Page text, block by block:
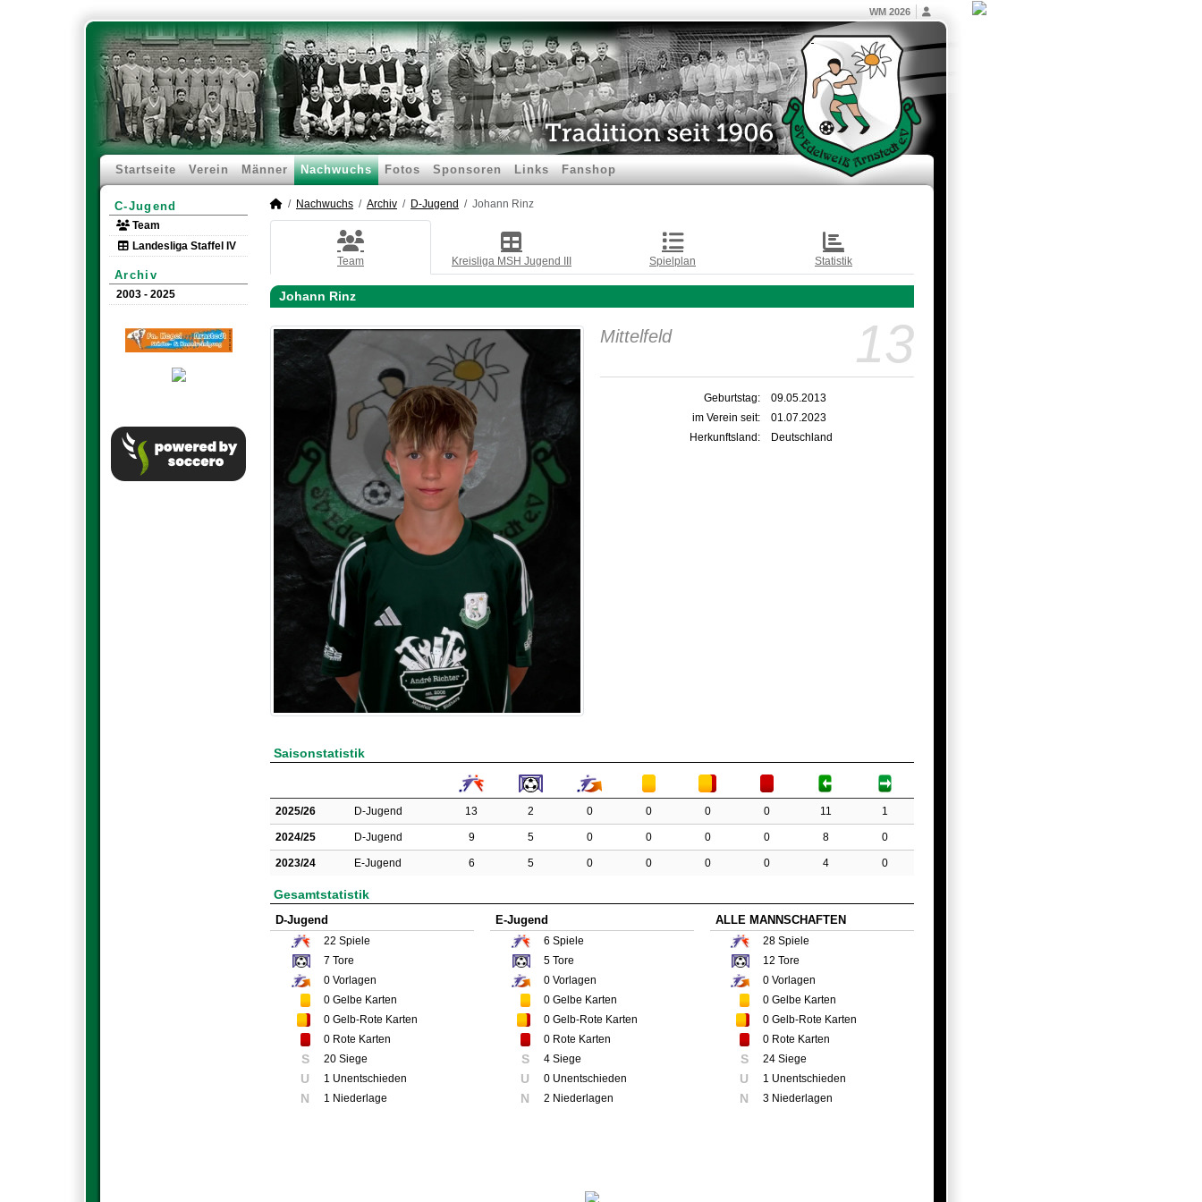
WM 2026
Startseite Verein Männer Nachwuchs Fotos Sponsoren Links Fanshop
C-Jugend
Team
Landesliga Staffel IV
Archiv
2003 - 2025
Nachwuchs Archiv D-Jugend Johann Rinz
Team Kreisliga MSH Jugend III Spielplan Statistik
Johann Rinz
13
Mittelfeld
Geburtstag:
09.05.2013
im Verein seit:
01.07.2023
Herkunftsland:
Deutschland
Saisonstatistik
2025/26 D-Jugend 13 2 0 0 0 0 11 1
2024/25 D-Jugend 9 5 0 0 0 0 8 0
2023/24 E-Jugend 6 5 0 0 0 0 4 0
Gesamtstatistik
D-Jugend
22 Spiele
7 Tore
0 Vorlagen
0 Gelbe Karten
0 Gelb-Rote Karten
0 Rote Karten
S 20 Siege
U 1 Unentschieden
N 1 Niederlage
E-Jugend
6 Spiele
5 Tore
0 Vorlagen
0 Gelbe Karten
0 Gelb-Rote Karten
0 Rote Karten
S 4 Siege
U 0 Unentschieden
N 2 Niederlagen
ALLE MANNSCHAFTEN
28 Spiele
12 Tore
0 Vorlagen
0 Gelbe Karten
0 Gelb-Rote Karten
0 Rote Karten
S 24 Siege
U 1 Unentschieden
N 3 Niederlagen